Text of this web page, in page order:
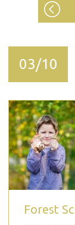
03/10
Forest